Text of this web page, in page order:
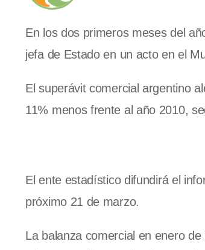
En los dos primeros meses del
jefa de Estado en un acto en el
El superávit comercial argentino
11% menos frente al año 2010,
El ente estadístico difundirá el
próximo 21 de marzo.
La balanza comercial en enero